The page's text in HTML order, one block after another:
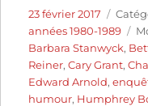
Publié
le
23 février 2017
années 1980-1989
Barbara Stanwyck,
Reiner,Cary Grant,
Edward Arnold,
humour, Humphrey